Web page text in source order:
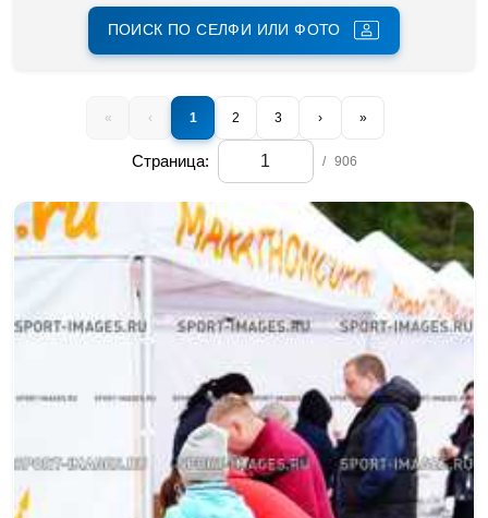
ПОИСК ПО СЕЛФИ ИЛИ ФОТО
« ‹ 1 2 3 › »
Страница: / 906